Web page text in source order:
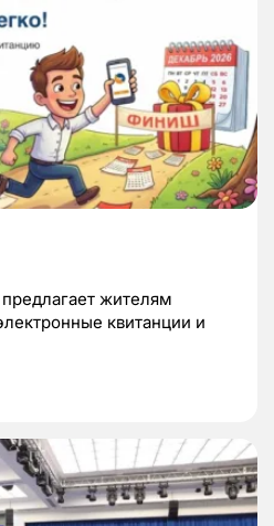
жителям
квитанции и